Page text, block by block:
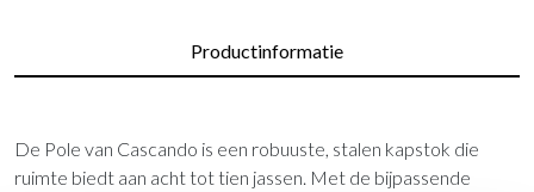
Productinformatie
De Pole van Cascando is een robuuste, stalen kapstok die
ruimte biedt aan acht tot tien jassen. Met de bijpassende